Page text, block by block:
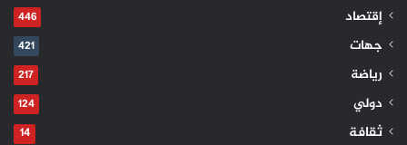
إقتصاد 446
جهات 421
رياضة 217
دولي 124
ثقافة 14